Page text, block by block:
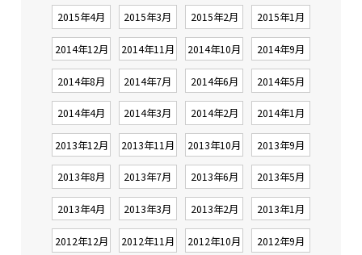
2015年4月 2015年3月 2015年2月 2015年1月
2014年12月 2014年11月 2014年10月 2014年9月
2014年8月 2014年7月 2014年6月 2014年5月
2014年4月 2014年3月 2014年2月 2014年1月
2013年12月 2013年11月 2013年10月 2013年9月
2013年8月 2013年7月 2013年6月 2013年5月
2013年4月 2013年3月 2013年2月 2013年1月
2012年12月 2012年11月 2012年10月 2012年9月